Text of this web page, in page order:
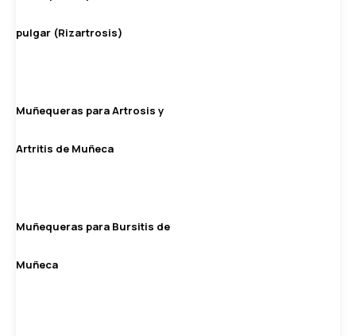
pulgar (Rizartrosis)
Muñequeras para Artrosis y
Artritis de Muñeca
Muñequeras para Bursitis de
Muñeca